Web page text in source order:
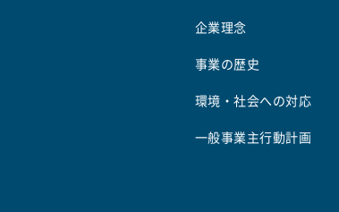
企業理念
事業の歴史
環境・社会への対応
一般事業主行動計画